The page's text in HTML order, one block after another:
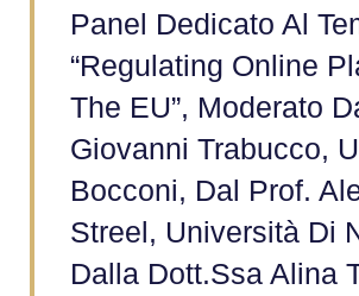
Panel Dedicato Al
“Regulating Online
The EU”, Moderato
Giovanni Trabucco,
Bocconi, Dal Prof.
Streel, Università Di
Dalla Dott.ssa Alina